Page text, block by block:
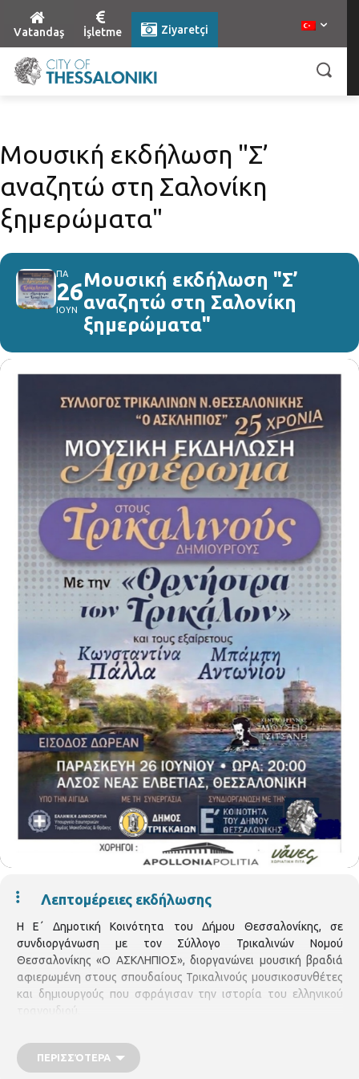
Vatandaş İşletme Ziyaretçi
Μουσική εκδήλωση "Σ’
αναζητώ στη Σαλονίκη
ξημερώματα"
ΠΑ
26
ΙΟΥΝ
Μουσική εκδήλωση "Σ’
αναζητώ στη Σαλονίκη
ξημερώματα"
Λεπτομέρειες εκδήλωσης
Η Ε΄ Δημοτική Κοινότητα του Δήμου Θεσσαλονίκης, σε
συνδιοργάνωση με τον Σύλλογο Τρικαλινών Νομού
Θεσσαλονίκης «Ο ΑΣΚΛΗΠΙΟΣ», διοργανώνει μουσική βραδιά
αφιερωμένη στους σπουδαίους Τρικαλινούς μουσικοσυνθέτες
και δημιουργούς που σφράγισαν την ιστορία του ελληνικού
τραγουδιού.
θα πραγματοποιηθεί την
20:00,στο Άλσος της Νέας Ελβετίας.
ΠΕΡΙΣΣΌΤΕΡΑ